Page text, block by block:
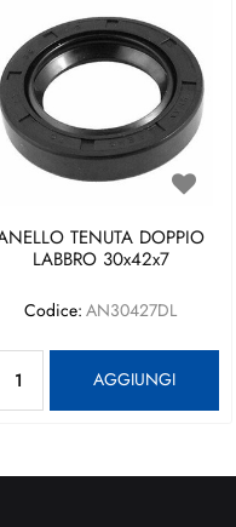
TENUTA DOPPIO
LABBRO 30x42x7
Codice: AN30427DL
AGGIUNGI